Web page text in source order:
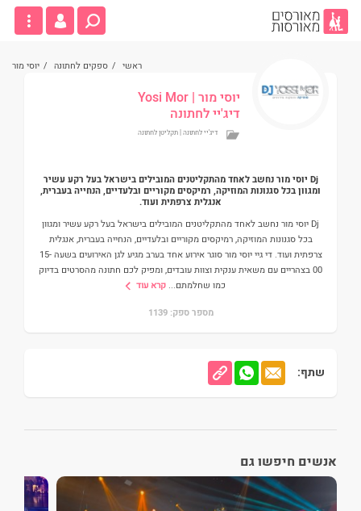
ראשי / ספקים לחתונה / יוסי מור
יוסי מור | Yosi Mor
דיג'יי לחתונה
דיג'יי לחתונה | תקליטן לחתונה
Dj יוסי מור נחשב לאחד מהתקליטנים המובילים בישראל בעל רקע עשיר
ומגוון בכל סגנונות המוזיקה, רמיקסים מקוריים ובלעדיים, הנחייה בעברית,
אנגלית צרפתית ועוד.
Dj יוסי מור נחשב לאחד מהתקליטנים המובילים בישראל בעל רקע עשיר ומגוון
בכל סגנונות המוזיקה, רמיקסים מקוריים ובלעדיים, הנחייה בעברית, אנגלית
צרפתית ועוד. די גיי יוסי מור סוגר אירוע אחד בערב מגיע לגן האירועים בשעה 15-
00 בצהריים עם משאית ענקית וצוות עובדים, ומפיק לכם חתונה מהסרטים בדיוק
כמו שחלמתם... קרא עוד
מספר ספק: 1139
שתף:
אנשים חיפשו גם